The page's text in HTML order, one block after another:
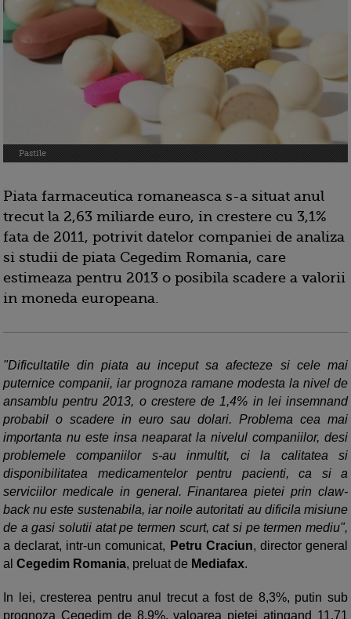
Pastile
Piata farmaceutica romaneasca s-a situat anul
trecut la 2,63 miliarde euro, in crestere cu 3,1%
fata de 2011, potrivit datelor companiei de analiza
si studii de piata Cegedim Romania, care
estimeaza pentru 2013 o posibila scadere a valorii
in moneda europeana.
"Dificultatile din piata au inceput sa afecteze si cele mai
puternice companii, iar prognoza ramane modesta la nivel de
ansamblu pentru 2013, o crestere de 1,4% in lei insemnand
probabil o scadere in euro sau dolari. Problema cea mai
importanta nu este insa neaparat la nivelul companiilor, desi
problemele companiilor s-au inmultit, ci la calitatea si
disponibilitatea medicamentelor pentru pacienti, ca si a
serviciilor medicale in general. Finantarea pietei prin claw-
back nu este sustenabila, iar noile autoritati au dificila misiune
de a gasi solutii atat pe termen scurt, cat si pe termen mediu",
a declarat, intr-un comunicat, Petru Craciun, director general
al Cegedim Romania, preluat de Mediafax.
In lei, cresterea pentru anul trecut a fost de 8,3%, putin sub
prognoza Cegedim de 8,9%, valoarea pietei atingand 11,71